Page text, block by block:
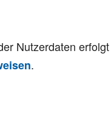
Nutzerdaten
.